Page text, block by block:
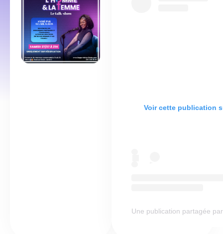
Voir cette publication
Une publication partagée